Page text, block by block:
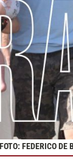
FEDERICO DE